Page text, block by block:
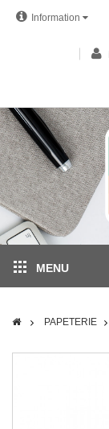
Information
MENU
PAPETERIE